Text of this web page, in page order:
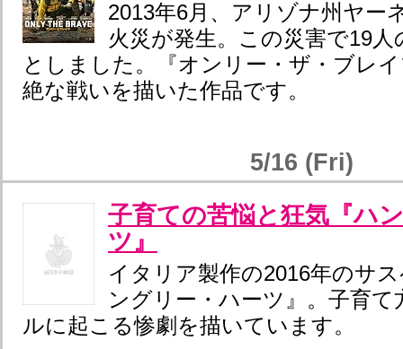
2013年6月、アリゾナ州ヤー
火災が発生。この災害で19
としました。『オンリー・ザ・ブレ
絶な戦いを描いた作品です。
5/16 (Fri)
子育ての苦悩と狂気『ハ
ツ』
イタリア製作の2016年のサ
ングリー・ハーツ』。子育
ルに起こる惨劇を描いています。